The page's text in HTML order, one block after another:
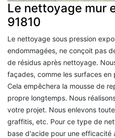
Le nettoyage mur
91810
Le nettoyage sous pression
endommagées, ne conçoit pas
de résidus après nettoyage.
façades, comme les surfaces en
Cela empêchera la mousse de
propre longtemps. Nous
votre projet. Nous enlevons
graffitis, etc. Pour ce type de
base d'acide pour une efficacité